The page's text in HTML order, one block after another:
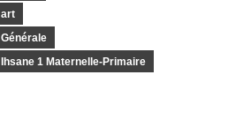
art
Générale
Ihsane 1 Maternelle-Primaire